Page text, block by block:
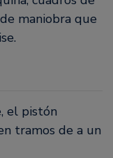
maniobra que
el pistón
tramos de a un